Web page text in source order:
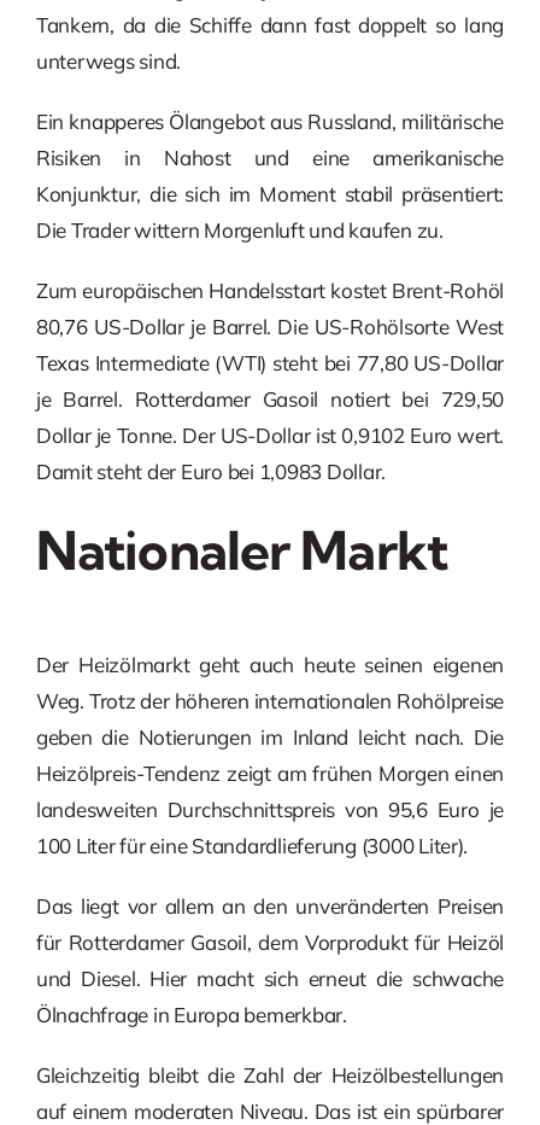
Tankern, da die Schiffe dann fast doppelt so lang
unterwegs sind.
Ein knapperes Ölangebot aus Russland, militärische
Risiken in Nahost und eine amerikanische
Konjunktur, die sich im Moment stabil präsentiert:
Die Trader wittern Morgenluft und kaufen zu.
Zum europäischen Handelsstart kostet Brent-Rohöl
80,76 US-Dollar je Barrel. Die US-Rohölsorte West
Texas Intermediate (WTI) steht bei 77,80 US-Dollar
je Barrel. Rotterdamer Gasoil notiert bei 729,50
Dollar je Tonne. Der US-Dollar ist 0,9102 Euro wert.
Damit steht der Euro bei 1,0983 Dollar.
Nationaler Markt
Der Heizölmarkt geht auch heute seinen eigenen
Weg. Trotz der höheren internationalen Rohölpreise
geben die Notierungen im Inland leicht nach. Die
Heizölpreis-Tendenz zeigt am frühen Morgen einen
landesweiten Durchschnittspreis von 95,6 Euro je
100 Liter für eine Standardlieferung (3000 Liter).
Das liegt vor allem an den unveränderten Preisen
für Rotterdamer Gasoil, dem Vorprodukt für Heizöl
und Diesel. Hier macht sich erneut die schwache
Ölnachfrage in Europa bemerkbar.
Gleichzeitig bleibt die Zahl der Heizölbestellungen
auf einem moderaten Niveau. Das ist ein spürbarer